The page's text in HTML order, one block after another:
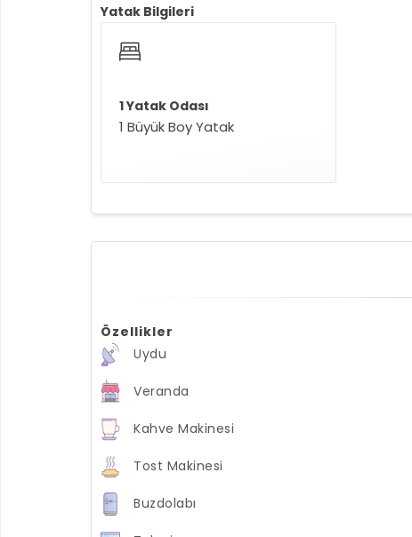
Yatak Bilgileri
1 Yatak Odası
1 Büyük Boy Yatak
Özellikler
Uydu
Veranda
Kahve Makinesi
Tost Makinesi
Buzdolabı